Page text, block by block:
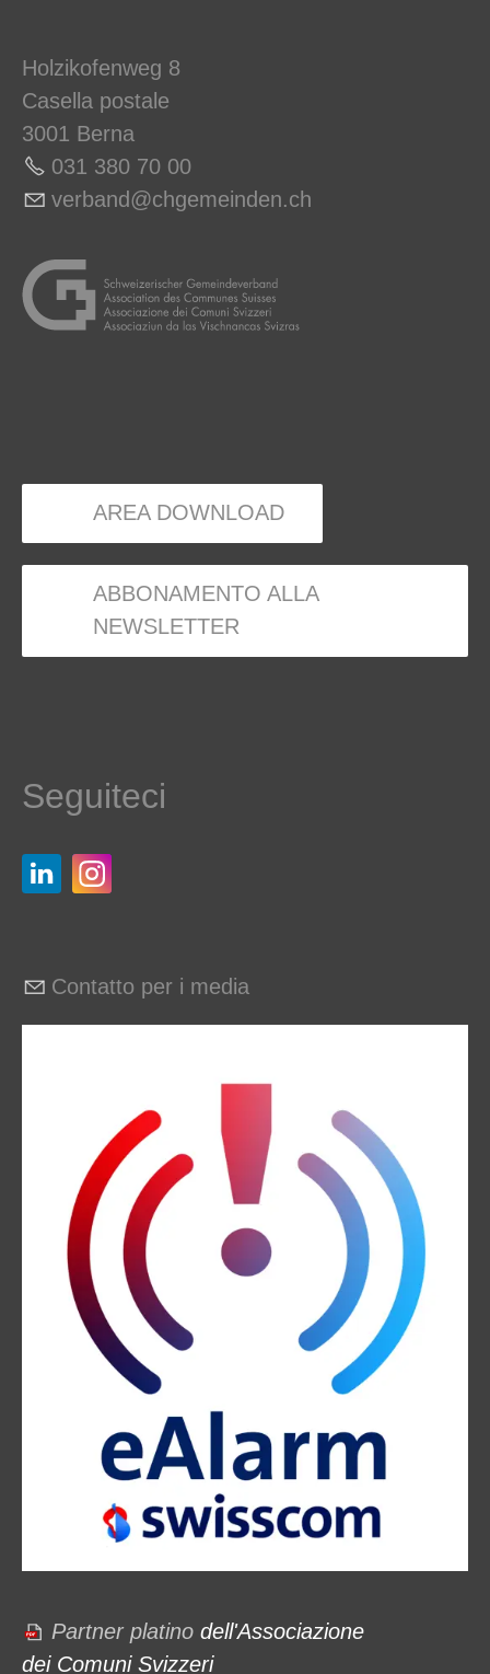
Holzikofenweg 8
Casella postale
3001 Berna
031 380 70 00
v rb nd chg m nd n ch
AREA DOWNLOAD
ABBONAMENTO ALLA
NEWSLETTER
Seguiteci
Contatto per i media
Partner platino dell'Associazione
dei Comuni Svizzeri